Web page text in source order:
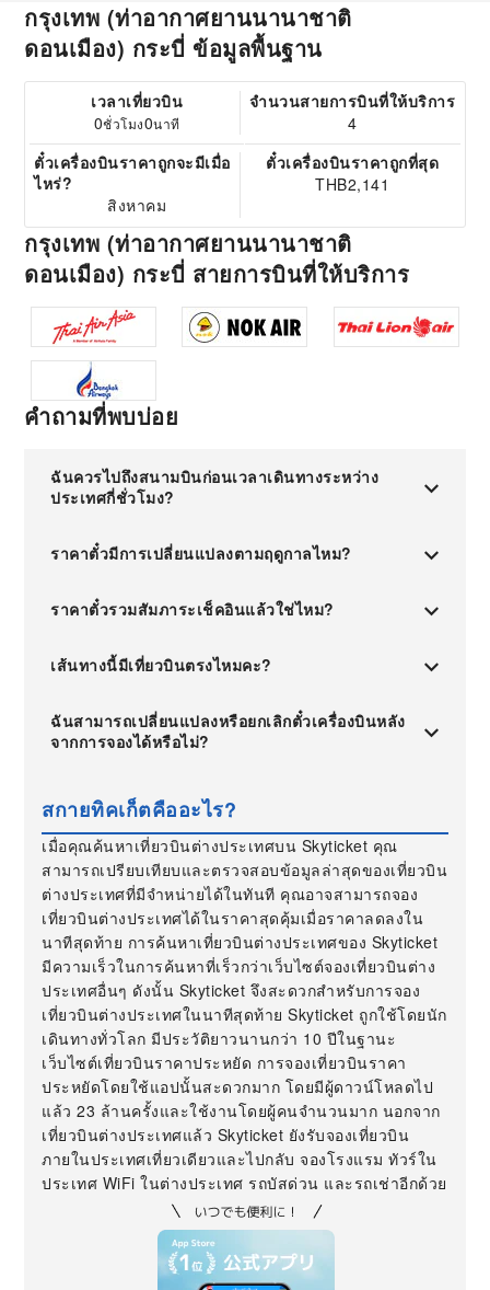
กรุงเทพ (ท่าอากาศยานนานาชาติ
ดอนเมือง) กระบี่ ข้อมูลพื้นฐาน
เวลาเที่ยวบิน
0ชั่วโมง0นาที
จำนวนสายการบินที่ให้บริการ
4
ตั๋วเครื่องบินราคาถูกจะมีเมื่อ
ไหร่?
สิงหาคม
ตั๋วเครื่องบินราคาถูกที่สุด
THB2,141
กรุงเทพ (ท่าอากาศยานนานาชาติ
ดอนเมือง) กระบี่ สายการบินที่ให้บริการ
คำถามที่พบบ่อย
ฉันควรไปถึงสนามบินก่อนเวลาเดินทางระหว่าง
ประเทศกี่ชั่วโมง?
ราคาตั๋วมีการเปลี่ยนแปลงตามฤดูกาลไหม?
ราคาตั๋วรวมสัมภาระเช็คอินแล้วใช่ไหม?
เส้นทางนี้มีเที่ยวบินตรงไหมคะ?
ฉันสามารถเปลี่ยนแปลงหรือยกเลิกตั๋วเครื่องบินหลัง
จากการจองได้หรือไม่?
สกายทิคเก็ตคืออะไร?
เมื่อคุณค้นหาเที่ยวบินต่างประเทศบน Skyticket คุณ
สามารถเปรียบเทียบและตรวจสอบข้อมูลล่าสุดของเที่ยวบิน
ต่างประเทศที่มีจำหน่ายได้ในทันที คุณอาจสามารถจอง
เที่ยวบินต่างประเทศได้ในราคาสุดคุ้มเมื่อราคาลดลงใน
นาทีสุดท้าย การค้นหาเที่ยวบินต่างประเทศของ Skyticket
มีความเร็วในการค้นหาที่เร็วกว่าเว็บไซต์จองเที่ยวบินต่าง
ประเทศอื่นๆ ดังนั้น Skyticket จึงสะดวกสำหรับการจอง
เที่ยวบินต่างประเทศในนาทีสุดท้าย Skyticket ถูกใช้โดยนัก
เดินทางทั่วโลก มีประวัติยาวนานกว่า 10 ปีในฐานะ
เว็บไซต์เที่ยวบินราคาประหยัด การจองเที่ยวบินราคา
ประหยัดโดยใช้แอปนั้นสะดวกมาก โดยมีผู้ดาวน์โหลดไป
แล้ว 23 ล้านครั้งและใช้งานโดยผู้คนจำนวนมาก นอกจาก
เที่ยวบินต่างประเทศแล้ว Skyticket ยังรับจองเที่ยวบิน
ภายในประเทศเที่ยวเดียวและไปกลับ จองโรงแรม ทัวร์ใน
ประเทศ WiFi ในต่างประเทศ รถบัสด่วน และรถเช่าอีกด้วย